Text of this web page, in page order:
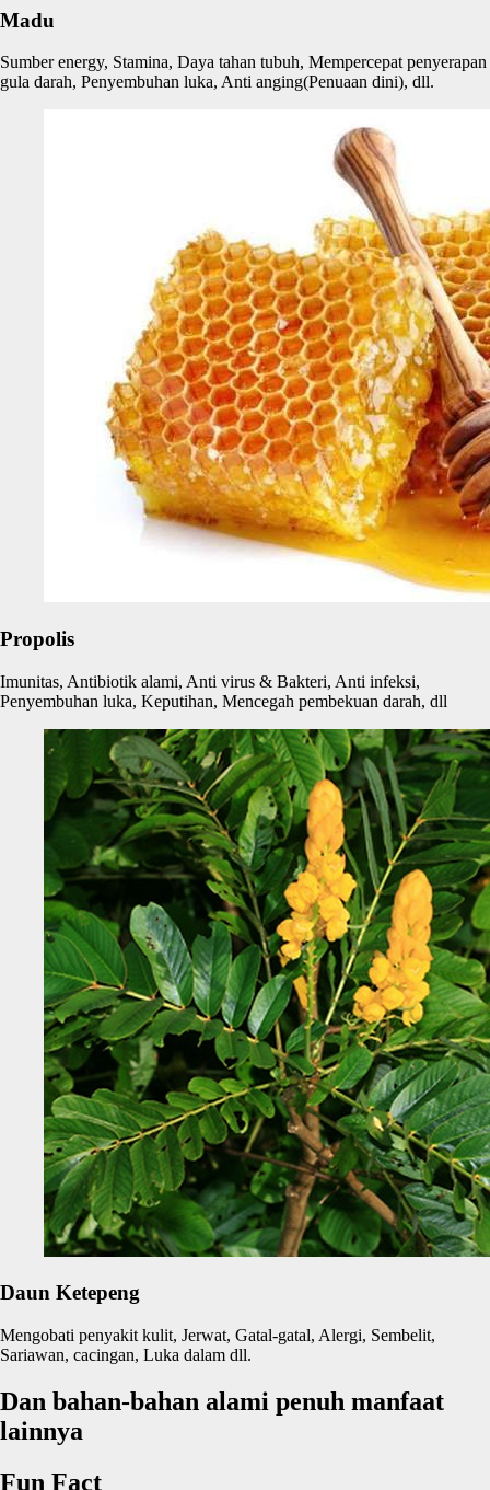
Madu
Sumber energy, Stamina, Daya tahan tubuh, Mempercepat penyerapan
gula darah, Penyembuhan luka, Anti anging(Penuaan dini), dll.
Propolis
Imunitas, Antibiotik alami, Anti virus & Bakteri, Anti infeksi,
Penyembuhan luka, Keputihan, Mencegah pembekuan darah, dll
Daun Ketepeng
Mengobati penyakit kulit, Jerwat, Gatal-gatal, Alergi, Sembelit,
Sariawan, cacingan, Luka dalam dll.
Dan bahan-bahan alami penuh manfaat
lainnya
Fun Fact